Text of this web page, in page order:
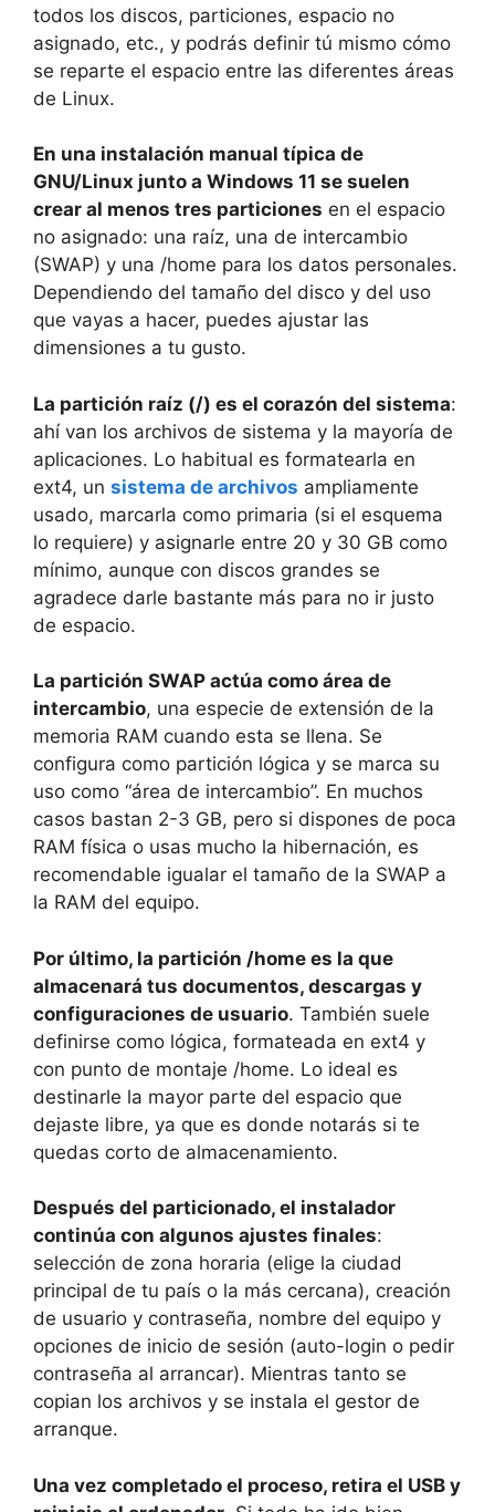
todos los discos, particiones, espacio no
asignado, etc., y podrás definir tú mismo cómo
se reparte el espacio entre las diferentes áreas
de Linux.
En una instalación manual típica de
GNU/Linux junto a Windows 11 se suelen
crear al menos tres particiones en el espacio
no asignado: una raíz, una de intercambio
(SWAP) y una /home para los datos personales.
Dependiendo del tamaño del disco y del uso
que vayas a hacer, puedes ajustar las
dimensiones a tu gusto.
La partición raíz (/) es el corazón del sistema:
ahí van los archivos de sistema y la mayoría de
aplicaciones. Lo habitual es formatearla en
ext4, un sistema de archivos ampliamente
usado, marcarla como primaria (si el esquema
lo requiere) y asignarle entre 20 y 30 GB como
mínimo, aunque con discos grandes se
agradece darle bastante más para no ir justo
de espacio.
La partición SWAP actúa como área de
intercambio, una especie de extensión de la
memoria RAM cuando esta se llena. Se
configura como partición lógica y se marca su
uso como “área de intercambio”. En muchos
casos bastan 2-3 GB, pero si dispones de poca
RAM física o usas mucho la hibernación, es
recomendable igualar el tamaño de la SWAP a
la RAM del equipo.
Por último, la partición /home es la que
almacenará tus documentos, descargas y
configuraciones de usuario. También suele
definirse como lógica, formateada en ext4 y
con punto de montaje /home. Lo ideal es
destinarle la mayor parte del espacio que
dejaste libre, ya que es donde notarás si te
quedas corto de almacenamiento.
Después del particionado, el instalador
continúa con algunos ajustes finales:
selección de zona horaria (elige la ciudad
principal de tu país o la más cercana), creación
de usuario y contraseña, nombre del equipo y
opciones de inicio de sesión (auto-login o pedir
contraseña al arrancar). Mientras tanto se
copian los archivos y se instala el gestor de
arranque.
Una vez completado el proceso, retira el USB y